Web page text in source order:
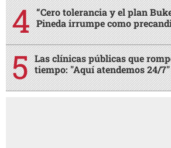
“Cero tolerancia y el plan
Pineda irrumpe como
Las clínicas públicas que
tiempo: "Aquí atendemos 24/7"